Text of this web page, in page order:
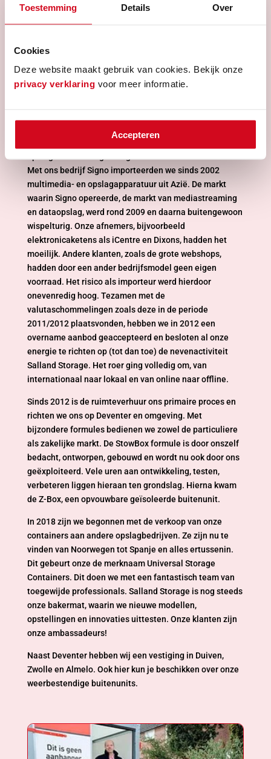
Toestemming Details Over
Cookies
Deze website maakt gebruik van cookies. Bekijk onze
privacy verklaring voor meer informatie.
Accepteren
Salland Storage is door ons, de broers Jan-Hein (1980)
en Maarten Streppel (1983) als nevenactiviteit
gestart. In de jaren ‘06 tot ‘11 groeiden de
Met ons bedrijf Signo importeerden we sinds 2002
multimedia- en opslagapparatuur uit Azië. De markt
waarin Signo opereerde, de markt van mediastreaming
en dataopslag, werd rond 2009 en daarna buitengewoon
wispelturig. Onze afnemers, bijvoorbeeld
elektronicaketens als iCentre en Dixons, hadden het
moeilijk. Andere klanten, zoals de grote webshops,
hadden door een ander bedrijfsmodel geen eigen
voorraad. Het risico als importeur werd hierdoor
onevenredig hoog. Tezamen met de
valutaschommelingen zoals deze in de periode
2011/2012 plaatsvonden, hebben we in 2012 een
overname aanbod geaccepteerd en besloten al onze
energie te richten op (tot dan toe) de nevenactiviteit
Salland Storage. Het roer ging volledig om, van
internationaal naar lokaal en van online naar offline.
Sinds 2012 is de ruimteverhuur ons primaire proces en
richten we ons op Deventer en omgeving. Met
bijzondere formules bedienen we zowel de particuliere
als zakelijke markt. De StowBox formule is door onszelf
bedacht, ontworpen, gebouwd en wordt nu ook door ons
geëxploiteerd. Vele uren aan ontwikkeling, testen,
verbeteren liggen hieraan ten grondslag. Hierna kwam
de Z-Box, een opvouwbare geïsoleerde buitenunit.
In 2018 zijn we begonnen met de verkoop van onze
containers aan andere opslagbedrijven. Ze zijn nu te
vinden van Noorwegen tot Spanje en alles ertussenin.
Dit gebeurt onze de merknaam Universal Storage
Containers. Dit doen we met een fantastisch team van
toegewijde professionals. Salland Storage is nog steeds
onze bakermat, waarin we nieuwe modellen,
opstellingen en innovaties uittesten. Onze klanten zijn
onze ambassadeurs!
Naast Deventer hebben wij een vestiging in Duiven,
Zwolle en Almelo. Ook hier kun je beschikken over onze
weerbestendige buitenunits.